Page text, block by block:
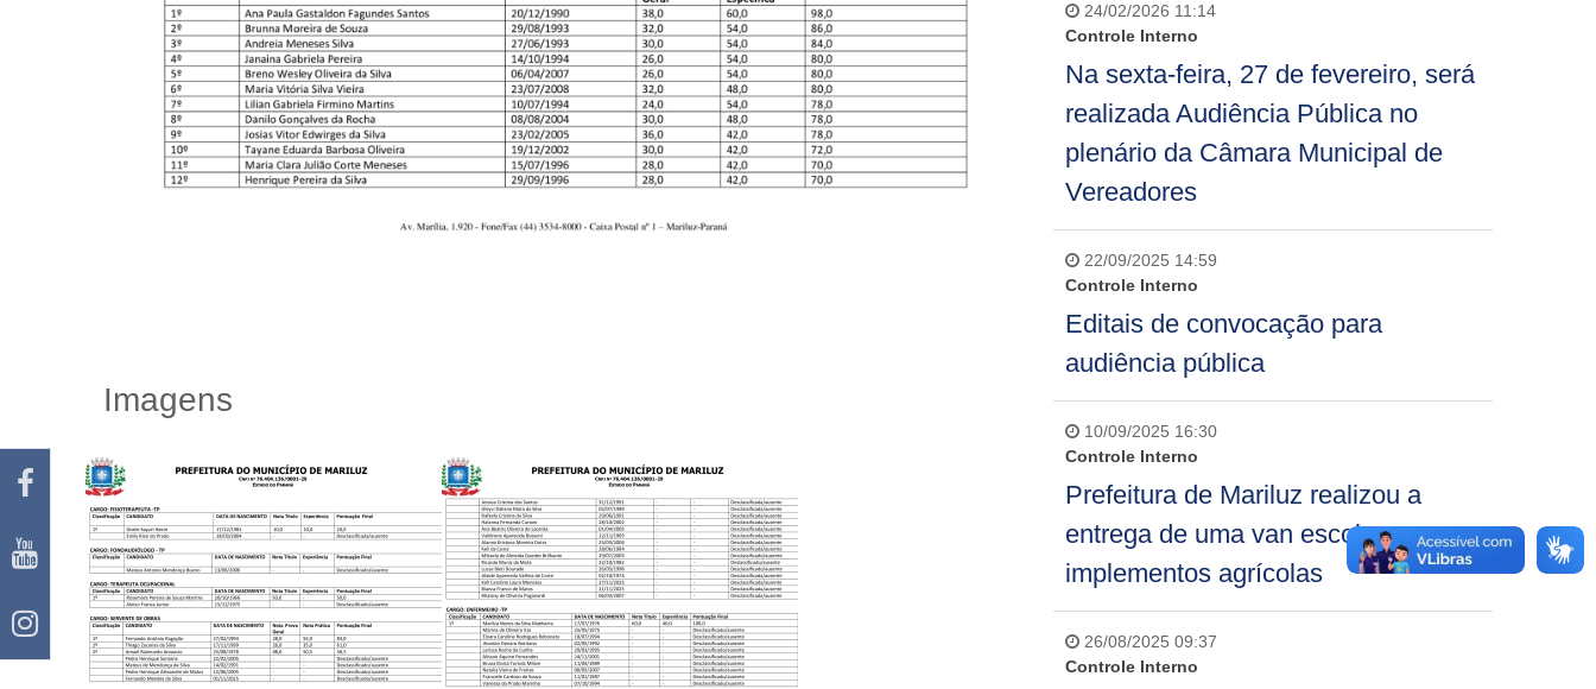
Imagens
24/02/2026 11:14
Controle Interno
Na sexta-feira, 27 de fevereiro, será
realizada Audiência Pública no
plenário da Câmara Municipal de
Vereadores
22/09/2025 14:59
Controle Interno
Editais de convocação para
audiência pública
10/09/2025 16:30
Controle Interno
Prefeitura de Mariluz realizou a
entrega de uma van escolar e
implementos agrícolas
26/08/2025 09:37
Controle Interno